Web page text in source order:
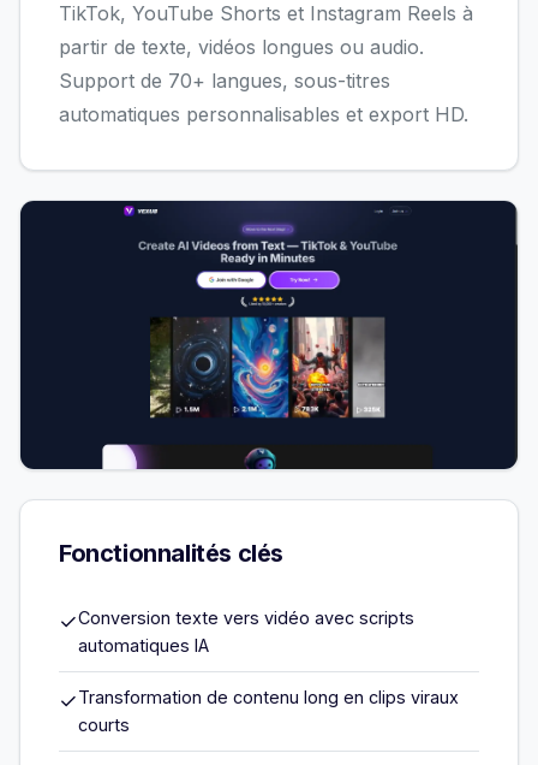
TikTok, YouTube Shorts et Instagram Reels à
partir de texte, vidéos longues ou audio.
Support de 70+ langues, sous-titres
automatiques personnalisables et export HD.
Fonctionnalités clés
✓Conversion texte vers vidéo avec scripts
automatiques IA
✓Transformation de contenu long en clips viraux
courts